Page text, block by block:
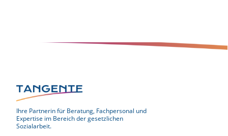
Ihre Partnerin für Beratung, Fachpersonal und
Expertise im Bereich der gesetzlichen
Sozialarbeit.